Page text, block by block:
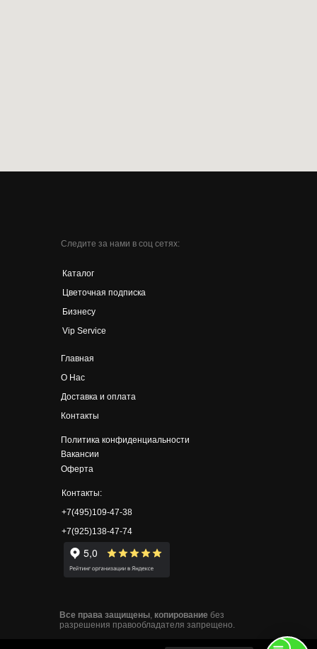
Контакты:
+7(495)109-47-38
+7(925)138-47-74
Политика конфиденциальности
Вакансии
Оферта
Каталог
Цветочная подписка
Бизнесу
Vip Service
Главная
О Нас
Доставка и оплата
Контакты
Следите за нами в соц сетях:
Все права защищены, копирование без
разрешения правообладателя запрещено.